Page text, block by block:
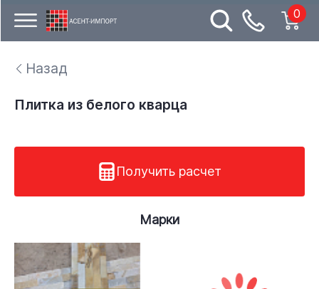
0
Назад
Плитка из белого кварца
Получить расчет
Марки